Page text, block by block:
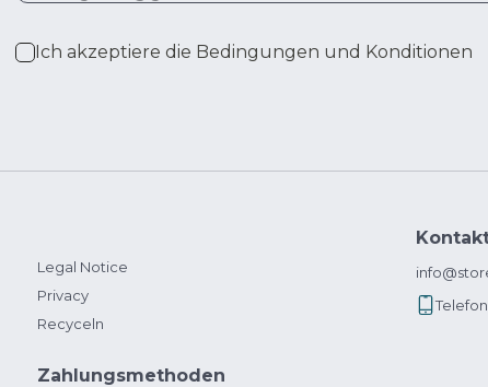
Ich akzeptiere die Bedingungen und Konditionen
Legal Notice
Privacy
Recyceln
Zahlungsmethoden